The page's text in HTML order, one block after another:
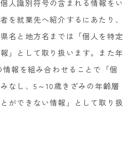
人識別符号の含まれる情報をい
を就業先へ紹介するにあたり、
名と地方名までは「個人を特定
」として取り扱います。また年
報を組み合わせることで「個
なし、5～10歳きざみの年齢層
ができない情報」として取り扱